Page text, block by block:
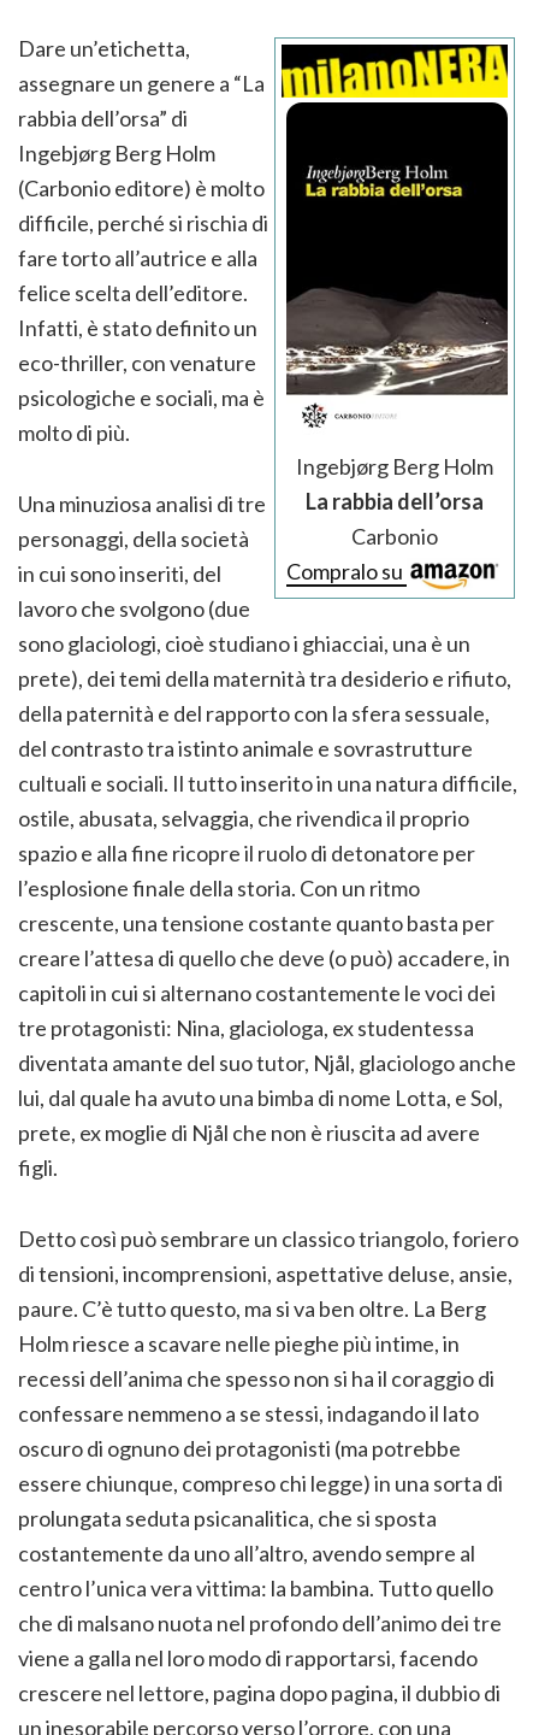
Ingebjørg Berg Holm
La rabbia dell’orsa
Carbonio
Compralo su
Dare un’etichetta,
assegnare un genere a “La
rabbia dell’orsa” di
Ingebjørg Berg Holm
(Carbonio editore) è molto
difficile, perché si rischia di
fare torto all’autrice e alla
felice scelta dell’editore.
Infatti, è stato definito un
eco-thriller, con venature
psicologiche e sociali, ma è
molto di più.
Una minuziosa analisi di tre
personaggi, della società
in cui sono inseriti, del
lavoro che svolgono (due
sono glaciologi, cioè studiano i ghiacciai, una è un
prete), dei temi della maternità tra desiderio e rifiuto,
della paternità e del rapporto con la sfera sessuale,
del contrasto tra istinto animale e sovrastrutture
cultuali e sociali. Il tutto inserito in una natura difficile,
ostile, abusata, selvaggia, che rivendica il proprio
spazio e alla fine ricopre il ruolo di detonatore per
l’esplosione finale della storia. Con un ritmo
crescente, una tensione costante quanto basta per
creare l’attesa di quello che deve (o può) accadere, in
capitoli in cui si alternano costantemente le voci dei
tre protagonisti: Nina, glaciologa, ex studentessa
diventata amante del suo tutor, Njål, glaciologo anche
lui, dal quale ha avuto una bimba di nome Lotta, e Sol,
prete, ex moglie di Njål che non è riuscita ad avere
figli.
Detto così può sembrare un classico triangolo, foriero
di tensioni, incomprensioni, aspettative deluse, ansie,
paure. C’è tutto questo, ma si va ben oltre. La Berg
Holm riesce a scavare nelle pieghe più intime, in
recessi dell’anima che spesso non si ha il coraggio di
confessare nemmeno a se stessi, indagando il lato
oscuro di ognuno dei protagonisti (ma potrebbe
essere chiunque, compreso chi legge) in una sorta di
prolungata seduta psicanalitica, che si sposta
costantemente da uno all’altro, avendo sempre al
centro l’unica vera vittima: la bambina. Tutto quello
che di malsano nuota nel profondo dell’animo dei tre
viene a galla nel loro modo di rapportarsi, facendo
crescere nel lettore, pagina dopo pagina, il dubbio di
un inesorabile percorso verso l’orrore, con una